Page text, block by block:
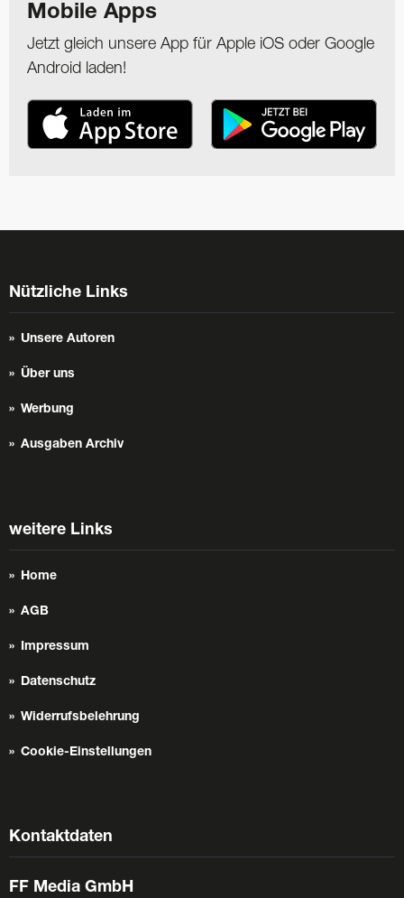
Mobile Apps
Jetzt gleich unsere App für Apple iOS oder Google
Android laden!
Nützliche Links
Unsere Autoren
Über uns
Werbung
Ausgaben Archiv
weitere Links
Home
AGB
Impressum
Datenschutz
Widerrufsbelehrung
Cookie-Einstellungen
Kontaktdaten
FF Media GmbH